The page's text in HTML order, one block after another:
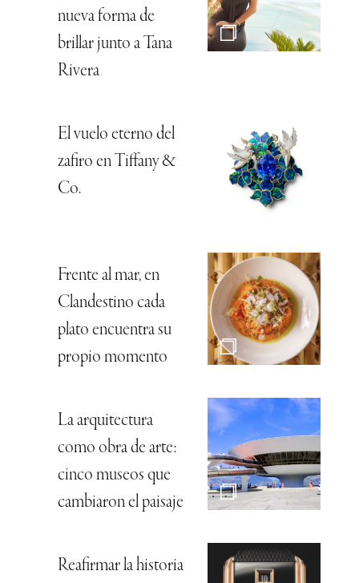
nueva forma de
brillar junto a Tana
Rivera
El vuelo eterno del
zafiro en Tiffany &
Co.
Frente al mar, en
Clandestino cada
plato encuentra su
propio momento
La arquitectura
como obra de arte:
cinco museos que
cambiaron el paisaje
Reafirmar la historia